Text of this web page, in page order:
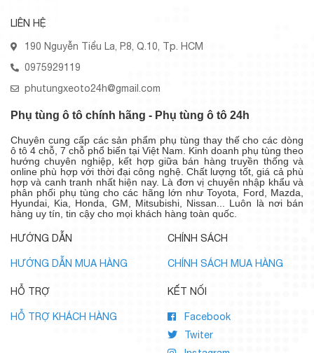
LIÊN HỆ
190 Nguyễn Tiểu La, P.8, Q.10, Tp. HCM
0975929119
phutungxeoto24h@gmail.com
Phụ tùng ô tô chính hãng - Phụ tùng ô tô 24h
Chuyên cung cấp các sản phẩm phụ tùng thay thế cho các dòng
ô tô 4 chỗ, 7 chỗ phổ biến tại Việt Nam. Kinh doanh phụ tùng theo
hướng chuyên nghiệp, kết hợp giữa bán hàng truyền thống và
online phù hợp với thời đại công nghệ. Chất lượng tốt, giá cả phù
hợp và canh tranh nhất hiện nay. Là đơn vị chuyên nhập khẩu và
phân phối phụ tùng cho các hãng lớn như Toyota, Ford, Mazda,
Hyundai, Kia, Honda, GM, Mitsubishi, Nissan... Luôn là nơi bán
hàng uy tín, tin cậy cho mọi khách hàng toàn quốc.
HƯỚNG DẪN
HƯỚNG DẪN MUA HÀNG
CHÍNH SÁCH
CHÍNH SÁCH MUA HÀNG
HỖ TRỢ
HỖ TRỢ KHÁCH HÀNG
KẾT NỐI
Facebook
Twiter